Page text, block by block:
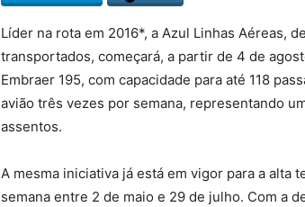
Líder na rota em 2016*, a Azul Linhas Aéreas,
transportados, começará, a partir de 4 de
Embraer 195, com capacidade para até 118
avião três vezes por semana, representando
assentos.
A mesma iniciativa já está em vigor para a alta
semana entre 2 de maio e 29 de julho. Com a